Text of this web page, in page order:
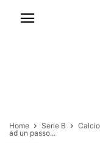
Home Serie B
ad un passo...